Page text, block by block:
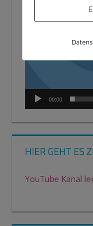
00:00
HIER GEHT ES
YouTube Kanal